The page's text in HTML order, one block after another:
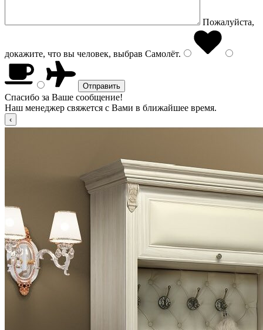
Пожалуйста,
докажите, что вы человек, выбрав Самолёт.
Спасибо за Ваше сообщение!
Наш менеджер свяжется с Вами в ближайшее время.